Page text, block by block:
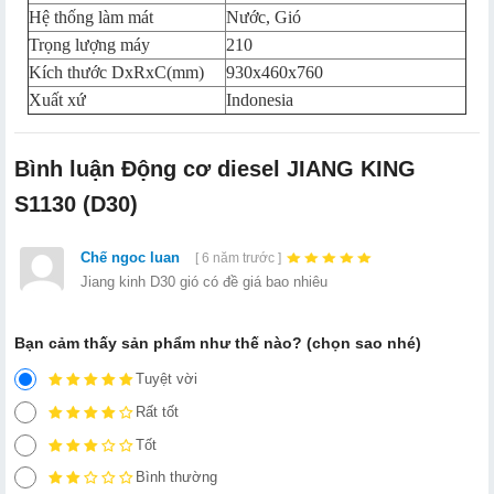
Hệ thống làm mát
Nước, Gió
Trọng lượng máy
210
Kích thước DxRxC(mm)
930x460x760
Xuất xứ
Indonesia
Bình luận Động cơ diesel JIANG KING
S1130 (D30)
Chế ngoc luan [ 6 năm trước ]
Jiang kinh D30 gió có đề giá bao nhiêu
Bạn cảm thấy sản phẩm như thế nào? (chọn sao nhé)
Tuyệt vời
Rất tốt
Tốt
Bình thường